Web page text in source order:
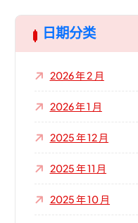
日期分类
2026 年 2 月
2026 年 1 月
2025 年 12 月
2025 年 11 月
2025 年 10 月